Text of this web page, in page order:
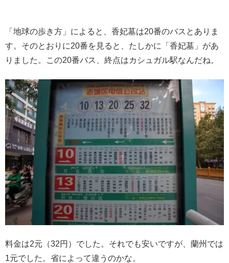
「地球の歩き方」によると、香妃墓は20番のバスとありま
す。そのとおりに20番を見ると、たしかに「香妃墓」があ
りました。この20番バス、終点はカシュガル駅なんだね。
料金は2元（32円）でした。それでも安いですが、蘭州では
1元でした。省によって違うのかな。